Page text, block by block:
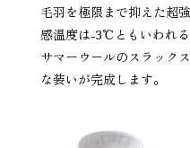
毛羽を極限まで抑えた超
感温度は-3℃ともいわれる
サマーウールのスラック
な装いが完成します。